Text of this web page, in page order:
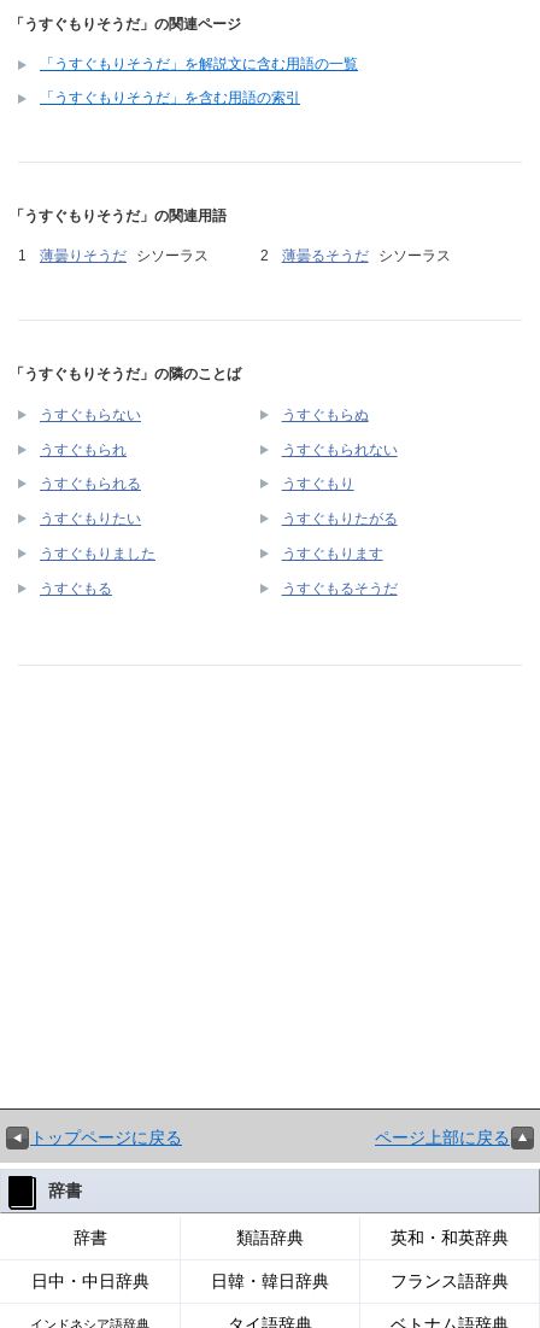
「うすぐもりそうだ」の関連ページ
「うすぐもりそうだ」を解説文に含む用語の一覧
「うすぐもりそうだ」を含む用語の索引
「うすぐもりそうだ」の関連用語
薄曇りそうだ シソーラス 薄曇るそうだ シソーラス
「うすぐもりそうだ」の隣のことば
うすぐもらない うすぐもらぬ
うすぐもられ うすぐもられない
うすぐもられる うすぐもり
うすぐもりたい うすぐもりたがる
うすぐもりました うすぐもります
うすぐもる うすぐもるそうだ
トップページに戻る ページ上部に戻る
辞書
辞書 類語辞典 英和・和英辞典
日中・中日辞典 日韓・韓日辞典 フランス語辞典
インドネシア語辞典